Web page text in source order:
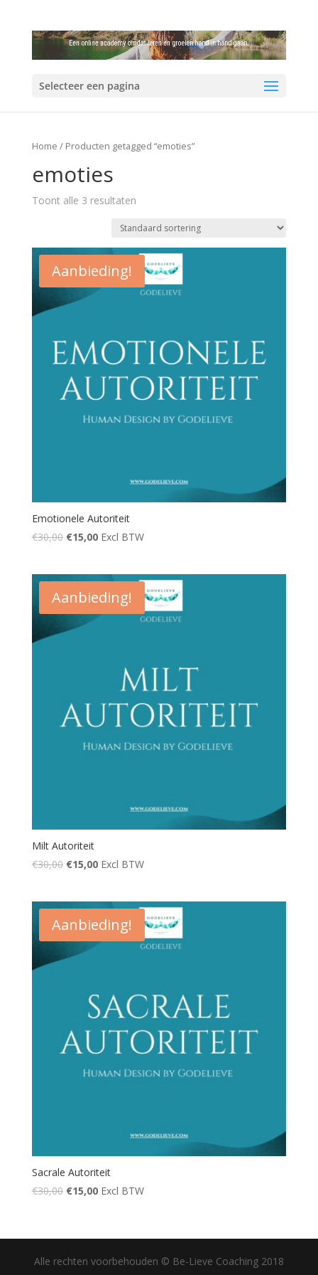
Selecteer een pagina
Home / Producten getagged “emoties”
emoties
Toont alle 3 resultaten
Aanbieding!
Emotionele Autoriteit
€30,00 €15,00 Excl BTW
Aanbieding!
Milt Autoriteit
€30,00 €15,00 Excl BTW
Aanbieding!
Sacrale Autoriteit
€30,00 €15,00 Excl BTW
Alle rechten voorbehouden © Be-Lieve Coaching 2018